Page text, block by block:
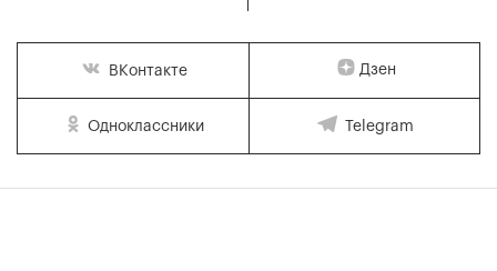
ВКонтакте Дзен
Одноклассники Telegram